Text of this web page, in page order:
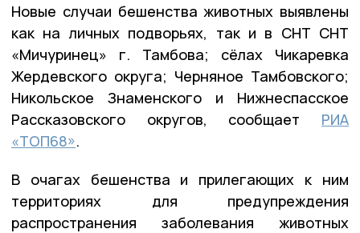
Новые случаи бешенства животных выявлены
как на личных подворьях, так и в СНТ СНТ
«Мичуринец» г. Тамбова; сёлах Чикаревка
Жердевского округа; Черняное Тамбовского;
Никольское Знаменского и Нижнеспасское
Рассказовского округов, сообщает РИА
«ТОП68».
В очагах бешенства и прилегающих к ним
территориях для предупреждения
распространения заболевания животных